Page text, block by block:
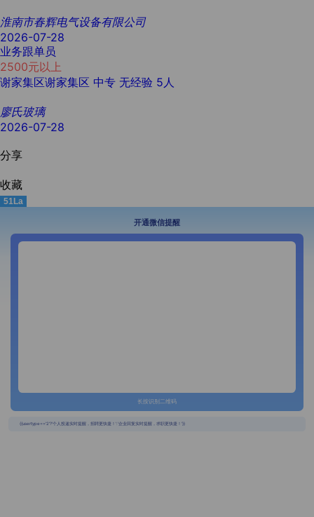
淮南市春辉电气设备有限公司
2026-07-28
业务跟单员
2500元以上
谢家集区谢家集区 中专 无经验 5人
廖氏玻璃
2026-07-28
分享
收藏
51La
开通微信提醒
长按识别二维码
{{usertype=='2'?'个人投递实时提醒，招聘更快捷！':'企业回复实时提醒，求职更快捷！'}}